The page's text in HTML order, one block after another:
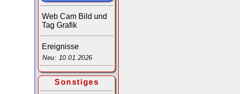
Web Cam Bild und
Tag Grafik
Ereignisse
Neu: 10.01.2026
Sonstiges